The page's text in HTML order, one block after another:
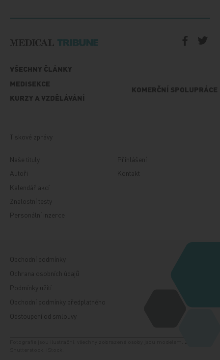
VŠECHNY ČLÁNKY
MEDISEKCE
KURZY A VZDĚLÁVÁNÍ
KOMERČNÍ SPOLUPRÁCE
Tiskové zprávy
Naše tituly
Autoři
Kalendář akcí
Znalostní testy
Personální inzerce
Přihlášení
Kontakt
Obchodní podmínky
Ochrana osobních údajů
Podmínky užití
Obchodní podmínky předplatného
Odstoupení od smlouvy